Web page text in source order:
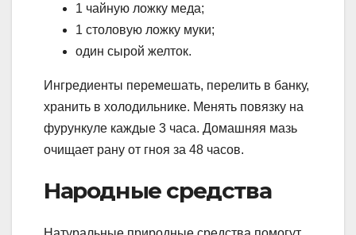
1 чайную ложку меда;
1 столовую ложку муки;
один сырой желток.
Ингредиенты перемешать, перелить в банку,
хранить в холодильнике. Менять повязку на
фурункуле каждые 3 часа. Домашняя мазь
очищает рану от гноя за 48 часов.
Народные средства